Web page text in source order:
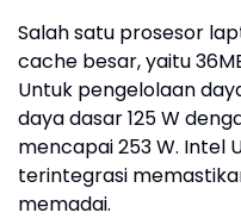
Salah satu prosesor
cache besar, yaitu
Untuk pengelolaan
daya dasar 125 W
mencapai 253 W. Intel
terintegrasi
memadai.